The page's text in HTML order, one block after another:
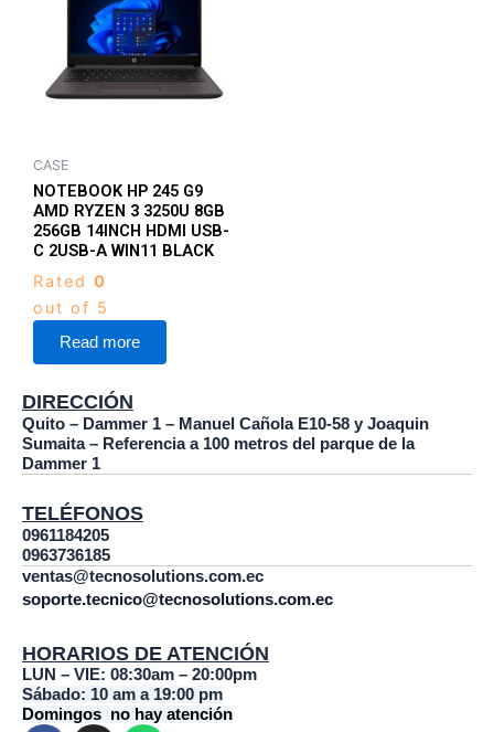
CASE
NOTEBOOK HP 245 G9
AMD RYZEN 3 3250U 8GB
256GB 14INCH HDMI USB-
C 2USB-A WIN11 BLACK
Rated 0
out of 5
Read more
DIRECCIÓN
Quito – Dammer 1 – Manuel Cañola E10-58 y Joaquin
Sumaita – Referencia a 100 metros del parque de la
Dammer 1
TELÉFONOS
0961184205
0963736185
ventas@tecnosolutions.com.ec
soporte.tecnico@tecnosolutions.com.ec
HORARIOS DE ATENCIÓN
LUN – VIE: 08:30am – 20:00pm
Sábado: 10 am a 19:00 pm
Domingos no hay atención